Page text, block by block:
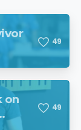
49
on
49